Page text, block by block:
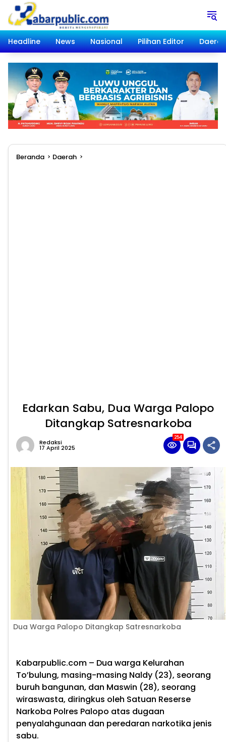
Langsung
konten
Headline
News Nasional Pilihan Editor Daerah
Beranda Daerah
Edarkan Sabu, Dua Warga Palopo
Ditangkap Satresnarkoba
Redaksi
17 April 2025
254
Dua Warga Palopo Ditangkap Satresnarkoba
Kabarpublic.com – Dua warga Kelurahan
To’bulung, masing-masing Naldy (23), seorang
buruh bangunan, dan Maswin (28), seorang
wiraswasta, diringkus oleh Satuan Reserse
Narkoba Polres Palopo atas dugaan
penyalahgunaan dan peredaran narkotika jenis
sabu.